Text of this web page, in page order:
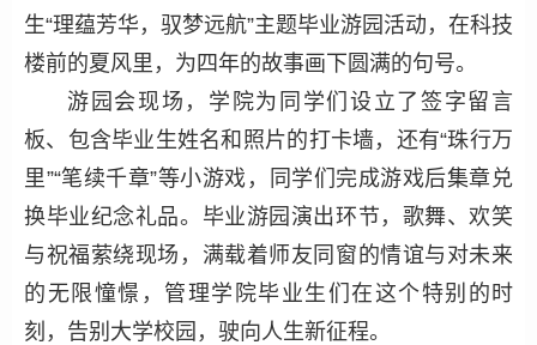
生“理蕴芳华，驭梦远航”主题毕业游园活动，在科技
楼前的夏风里，为四年的故事画下圆满的句号。
游园会现场，学院为同学们设立了签字留言
板、包含毕业生姓名和照片的打卡墙，还有“珠行万
里”“笔续千章”等小游戏，同学们完成游戏后集章兑
换毕业纪念礼品。毕业游园演出环节，歌舞、欢笑
与祝福萦绕现场，满载着师友同窗的情谊与对未来
的无限憧憬，管理学院毕业生们在这个特别的时
刻，告别大学校园，驶向人生新征程。